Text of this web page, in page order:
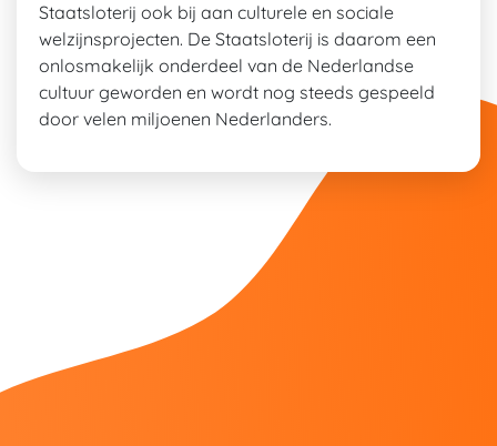
Staatsloterij ook bij aan culturele en sociale
welzijnsprojecten. De Staatsloterij is daarom een
onlosmakelijk onderdeel van de Nederlandse
cultuur geworden en wordt nog steeds gespeeld
door velen miljoenen Nederlanders.